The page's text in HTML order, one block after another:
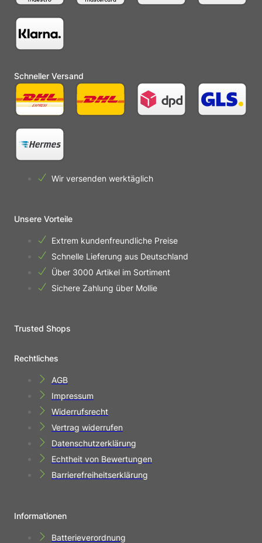
Schneller Versand
Wir versenden werktäglich
Unsere Vorteile
Extrem kundenfreundliche Preise
Schnelle Lieferung aus Deutschland
Über 3000 Artikel im Sortiment
Sichere Zahlung über Mollie
Trusted Shops
Rechtliches
AGB
Impressum
Widerrufsrecht
Vertrag widerrufen
Datenschutzerklärung
Echtheit von Bewertungen
Barrierefreiheitserklärung
Informationen
Batterieverordnung